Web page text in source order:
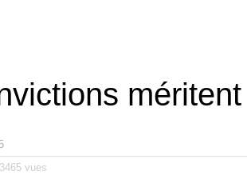
3465 vues